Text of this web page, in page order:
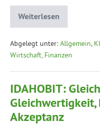
Weiterlesen
Abgelegt unter: Allgemein,
Wirtschaft, Finanzen
IDAHOBIT:
Gleichwertigkeit,
Akzeptanz